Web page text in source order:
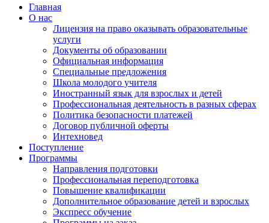
Главная
О нас
Лицензия на право оказывать образовательные
услуги
Документы об образовании
Официальная информация
Специальные предложения
Школа молодого учителя
Иностранный язык для взрослых и детей
Профессиональная деятельность в разных сферах
Политика безопасности платежей
Договор публичной оферты
Интехновед
Поступление
Программы
Направления подготовки
Профессиональная переподготовка
Повышение квалификации
Дополнительное образование детей и взрослых
Экспресс обучение